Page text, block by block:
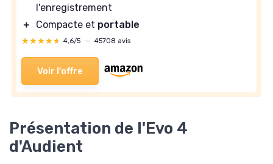
l'enregistrement
＋
Compacte et portable
★★★★★
★★★★★ 4,6/5 — 45708 avis
Voir l'offre
Présentation de l'Evo 4
d'Audient